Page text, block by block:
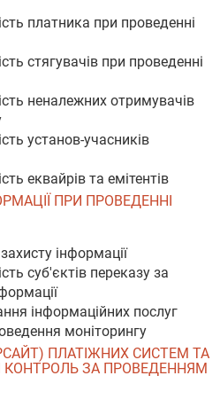
платника при проведенні
стягувачів при проведенні
неналежних отримувачів
установ-учасників
еквайрів та емітентів
ПРИ ПРОВЕДЕННІ
інформації
суб'єктів переказу за
інформаційних послуг
моніторингу
ПЛАТІЖНИХ СИСТЕМ ТА
КОНТРОЛЬ ЗА ПРОВЕДЕННЯМ